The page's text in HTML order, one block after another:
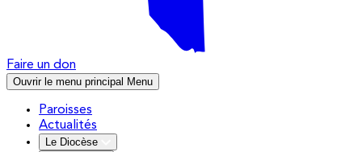
Faire un don
Ouvrir le menu principal Menu
Paroisses
Actualités
Le Diocèse